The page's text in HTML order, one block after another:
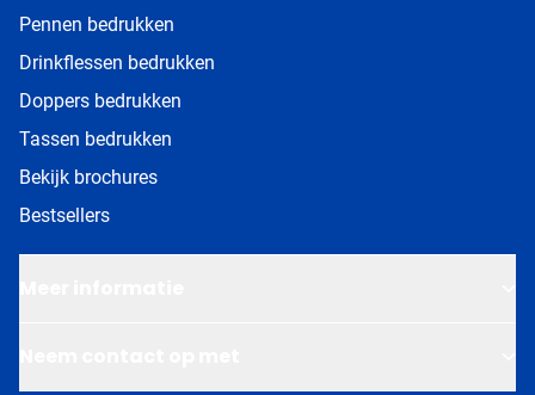
Pennen bedrukken
Drinkflessen bedrukken
Doppers bedrukken
Tassen bedrukken
Bekijk brochures
Bestsellers